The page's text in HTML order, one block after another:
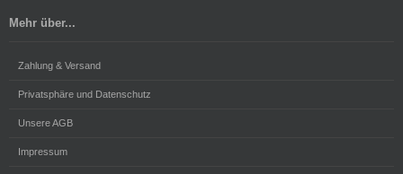
Mehr über...
Zahlung & Versand
Privatsphäre und Datenschutz
Unsere AGB
Impressum